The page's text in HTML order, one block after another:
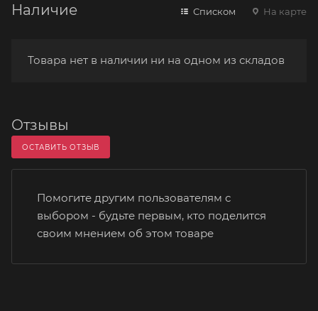
Наличие Списком На карте
Товара нет в наличии ни на одном из складов
Отзывы
ОСТАВИТЬ ОТЗЫВ
Помогите другим пользователям с
выбором - будьте первым, кто поделится
своим мнением об этом товаре